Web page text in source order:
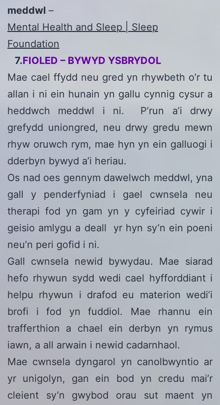
meddwl –
Mental Health and Sleep | Sleep
Foundation
7.FIOLED – BYWYD YSBRYDOL
Mae cael ffydd neu gred yn rhywbeth o’r tu
allan i ni ein hunain yn gallu cynnig cysur a
heddwch meddwl i ni. P’run a’i drwy
grefydd uniongred, neu drwy gredu mewn
rhyw oruwch rym, mae hyn yn ein galluogi i
dderbyn bywyd a’i heriau.
Os nad oes gennym dawelwch meddwl, yna
gall y penderfyniad i gael cwnsela neu
therapi fod yn gam yn y cyfeiriad cywir i
geisio amlygu a deall yr hyn sy’n ein poeni
neu’n peri gofid i ni.
Gall cwnsela newid bywydau. Mae siarad
hefo rhywun sydd wedi cael hyfforddiant i
helpu rhywun i drafod eu materion wedi’i
brofi i fod yn fuddiol. Mae rhannu ein
trafferthion a chael ein derbyn yn rymus
iawn, a all arwain i newid cadarnhaol.
Mae cwnsela dyngarol yn canolbwyntio ar
yr unigolyn, gan ein bod yn credu mai’r
cleient sy’n gwybod orau sut maent yn